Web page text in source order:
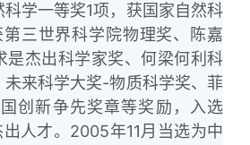
学一等奖1项，获国家自然科
三世界科学院物理奖、陈嘉
是杰出科学家奖、何梁何利科
未来科学大奖-物质科学奖、菲
创新争先奖章等奖励，入选
出人才。2005年11月当选为中